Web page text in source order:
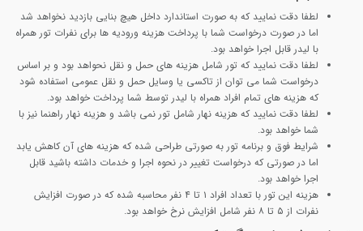
لطفا دقت نمایید که به صورت استاندارد داخل هیچ بنایی بازدید نخواهد شد
اما در صورت درخواست شما با پرداخت هزینه ورودیه ها برای نفرات تور همراه
با لیدر قابل اجرا خواهد بود.
لطفا دقت نمایید که تور شامل هزینه های حمل و نقل نحواهد بود و بر اساس
درخواست شما می توان از تاکسی یا وسایل حمل و نقل عمومی استفاده شود
که هزینه های تمام افراد همراه با لیدر توسط شما پرداخت خواهد بود.
لطفا دقت نمایید که هزینه نهار شامل تور نمی باشد و هزینه نهار راهنما نیز با
شما خواهد بود.
شرایط فوق و برنامه تور به صورتی طراحی شده که هزینه های آن کاهش یابد
اما در صورتی که درخواست تغییر در نحوه اجرا و خدمات داشته باشید قابل
اجرا خواهد بود.
هزینه این تور با تعداد افراد ۱ تا ۴ نفر محاسبه شده که در صورت افزایش
نفرات از ۵ تا ۸ نفر شامل افزایش نرخ خواهد بود.